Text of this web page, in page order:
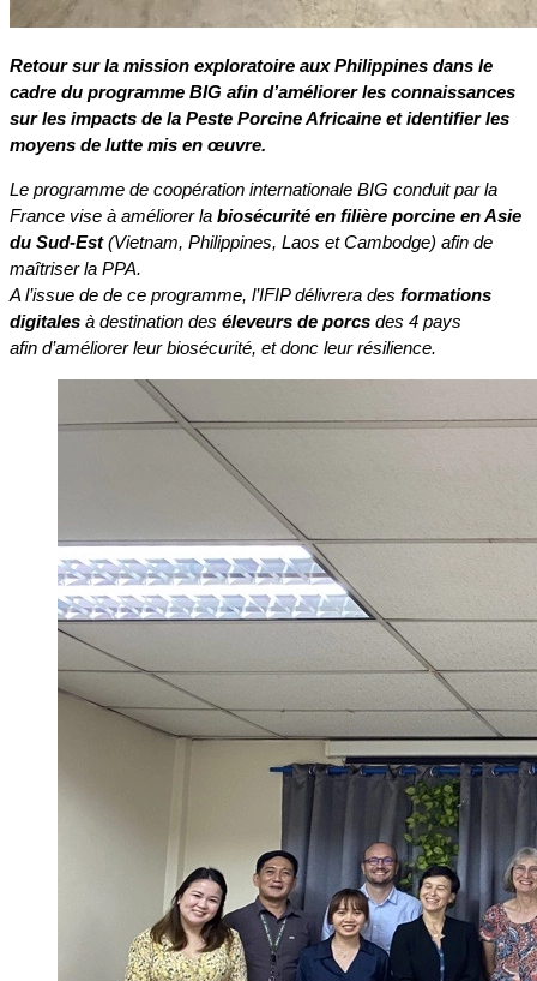
Retour sur la mission exploratoire aux Philippines dans le
cadre du programme BIG afin d’améliorer les connaissances
sur les impacts de la Peste Porcine Africaine et identifier les
moyens de lutte mis en œuvre.
Le programme de coopération internationale BIG conduit par la
France vise à améliorer la biosécurité en filière porcine en Asie
du Sud-Est(Vietnam, Philippines, Laos et Cambodge) afin de
maîtriser la PPA.
A l’issue de de ce programme, l’IFIP délivrera des formations
digitales à destination des éleveurs de porcs des 4 pays
afin d’améliorer leur biosécurité, et donc leur résilience.